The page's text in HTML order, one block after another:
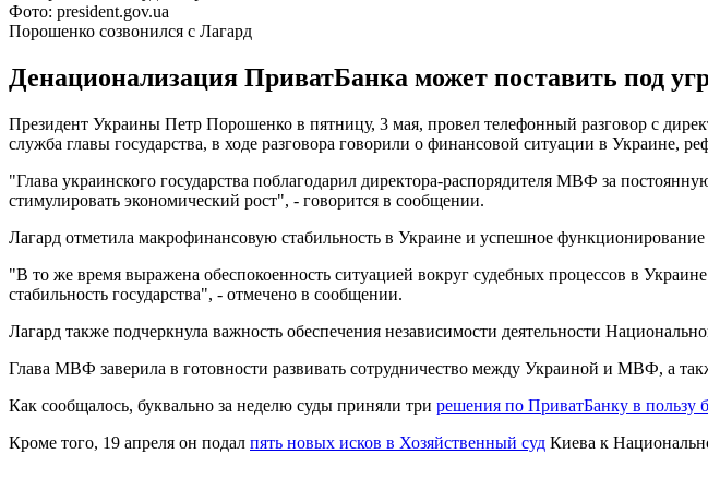
Фото: president.gov.ua
Порошенко созвонился с Лагард
Денационализация ПриватБанка может поставить под
Президент Украины Петр Порошенко в пятницу, 3 мая, провел телефонный разговор с
служба главы государства, в ходе разговора говорили о финансовой ситуации в Украине,
"Глава украинского государства поблагодарил директора-распорядителя МВФ за
стимулировать экономический рост", - говорится в сообщении.
Лагард отметила макрофинансовую стабильность в Украине и успешное
"В то же время выражена обеспокоенность ситуацией вокруг судебных процессов в
стабильность государства", - отмечено в сообщении.
Лагард также подчеркнула важность обеспечения независимости деятельности
Глава МВФ заверила в готовности развивать сотрудничество между Украиной и МВФ, а
Как сообщалось, буквально за неделю суды приняли три решения по ПриватБанку в пользу
Кроме того, 19 апреля он подал пять новых исков в Хозяйственный суд Киева к